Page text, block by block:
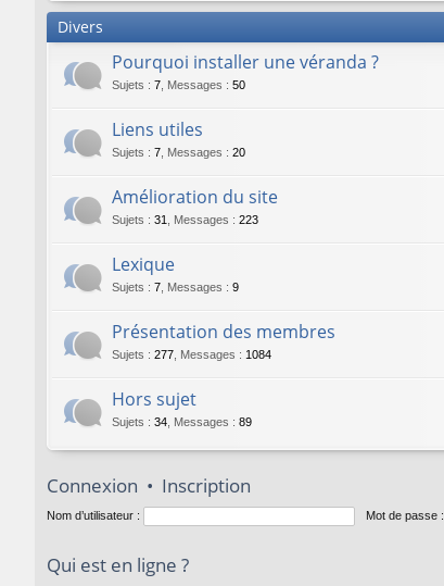
Divers
Pourquoi installer une véranda ?
Sujets : 7 Messages : 50
Liens utiles
Sujets : 7 Messages : 20
Amélioration du site
Sujets : 31 Messages : 223
Lexique
Sujets : 7 Messages : 9
Présentation des membres
Sujets : 277 Messages : 1084
Hors sujet
Sujets : 34 Messages : 89
Connexion • Inscription
Nom d’utilisateur : Mot de passe :
Qui est en ligne ?